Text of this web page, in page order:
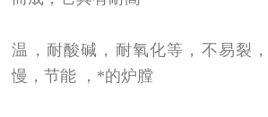
温，耐酸碱，耐氧化等，不易裂
慢，节能 ，*的炉膛